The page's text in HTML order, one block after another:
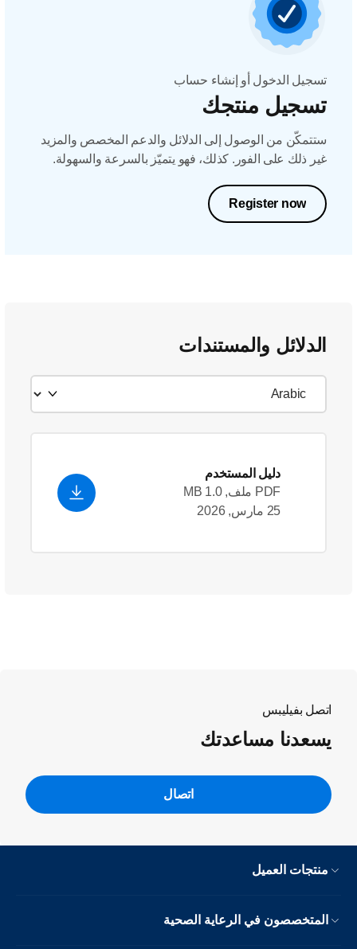
تسجيل الدخول أو إنشاء حساب
تسجيل منتجك
ستتمكّن من الوصول إلى الدلائل والدعم المخصص والمزيد
غير ذلك على الفور. كذلك، فهو يتميّز بالسرعة والسهولة.
Register now
الدلائل والمستندات
دليل المستخدم
PDF ملف, 1.0 MB
25 مارس, 2026
اتصل بفيليبس
يسعدنا مساعدتك
اتصال
منتجات العميل
المتخصصون في الرعاية الصحية